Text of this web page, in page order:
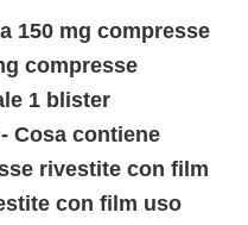
150 mg compresse
compresse
1 blister
Cosa contiene
rivestite con film
con film uso